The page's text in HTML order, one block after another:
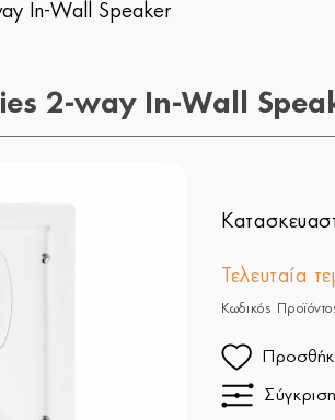
In-Wall Speaker
2-way In-Wall
Τελευταία
Κωδικός